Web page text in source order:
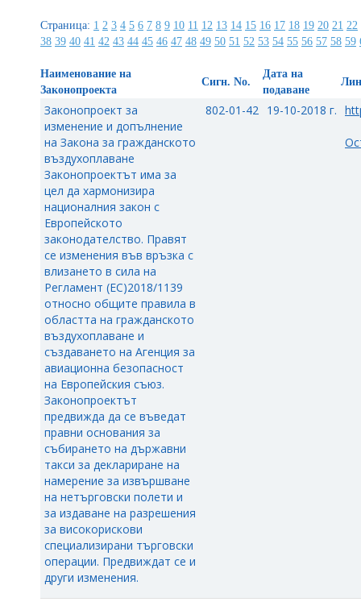
Страница: 1 2 3 4 5 6 7 8 9 10 11 12 13 14 15 16 17 18 19 20 21 22
38 39 40 41 42 43 44 45 46 47 48 49 50 51 52 53 54 55 56 57 58 59
Наименование на
Законопроекта
Сигн. No.
Дата на
подаване
Законопроект за
изменение и допълнение
на Закона за гражданското
въздухоплаване
Законопроектът има за
цел да хармонизира
националния закон с
Европейското
законодателство. Правят
се изменения във връзка с
влизането в сила на
Регламент (ЕС)2018/1139
относно общите правила в
областта на гражданското
въздухоплаване и
създаването на Агенция за
авиационна безопасност
на Европейския съюз.
Законопроектът
предвижда да се въведат
правни основания за
събирането на държавни
такси за деклариране на
намерение за извършване
на нетърговски полети и
за издаване на разрешения
за високорискови
специализирани търговски
операции. Предвиждат се и
други изменения.
802-01-42 19-10-2018 г.